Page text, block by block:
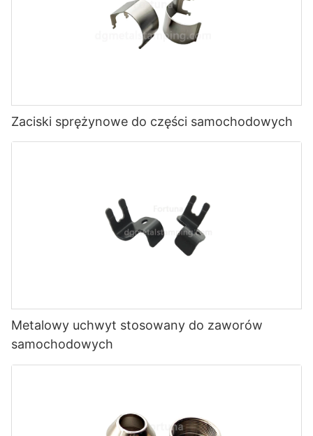
Zaciski sprężynowe do części samochodowych
Metalowy uchwyt stosowany do zaworów
samochodowych